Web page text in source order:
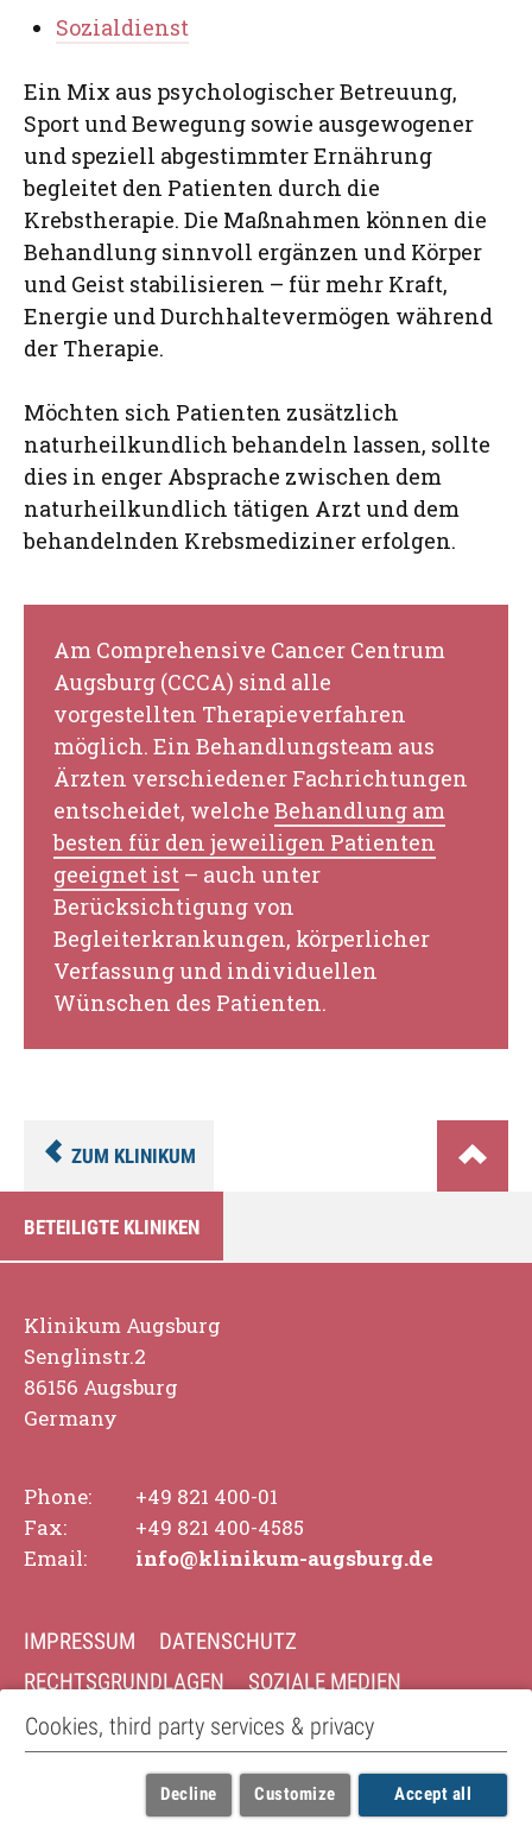
Sozialdienst
Ein Mix aus psychologischer Betreuung,
Sport und Bewegung sowie ausgewogener
und speziell abgestimmter Ernährung
begleitet den Patienten durch die
Krebstherapie. Die Maßnahmen können die
Behandlung sinnvoll ergänzen und Körper
und Geist stabilisieren – für mehr Kraft,
Energie und Durchhaltevermögen während
der Therapie.
Möchten sich Patienten zusätzlich
naturheilkundlich behandeln lassen, sollte
dies in enger Absprache zwischen dem
naturheilkundlich tätigen Arzt und dem
behandelnden Krebsmediziner erfolgen.
Am Comprehensive Cancer Centrum
Augsburg (CCCA) sind alle
vorgestellten Therapieverfahren
möglich. Ein Behandlungsteam aus
Ärzten verschiedener Fachrichtungen
entscheidet, welche Behandlung am
besten für den jeweiligen Patienten
geeignet ist – auch unter
Berücksichtigung von
Begleiterkrankungen, körperlicher
Verfassung und individuellen
Wünschen des Patienten.
ZUM KLINIKUM
BETEILIGTE KLINIKEN
Klinikum Augsburg
Senglinstr.2
86156 Augsburg
Germany
Phone:
+49 821 400-01
Fax:
+49 821 400-4585
Email:
info@klinikum-augsburg.de
IMPRESSUM
DATENSCHUTZ
RECHTSGRUNDLAGEN
SOZIALE MEDIEN
COOKIE EINSTELLUNGEN
Cookies, third party services & privacy
Decline Customize Accept all